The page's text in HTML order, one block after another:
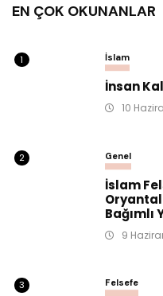
EN ÇOK OKUNANLAR
1 İslam
İnsan
10
2 Genel
İslam
9
3 Felsefe